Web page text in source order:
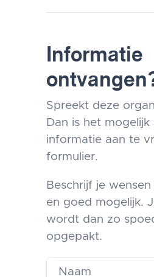
Informatie
Spreekt deze
Dan is het mogelijk
informatie aan te
formulier.
Beschrijf je
en goed mogelijk.
wordt dan zo
opgepakt.